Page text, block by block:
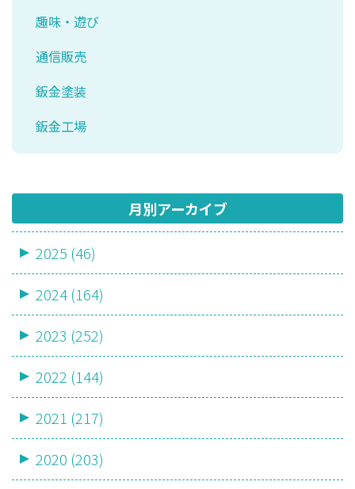
趣味・遊び
通信販売
鈑金塗装
鈑金工場
月別アーカイブ
2025 (46)
2024 (164)
2023 (252)
2022 (144)
2021 (217)
2020 (203)